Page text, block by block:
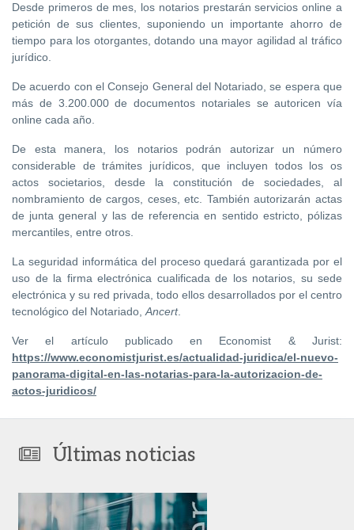
Desde primeros de mes, los notarios prestarán servicios online a
petición de sus clientes, suponiendo un importante ahorro de
tiempo para los otorgantes, dotando una mayor agilidad al tráfico
jurídico.
De acuerdo con el Consejo General del Notariado, se espera que
más de 3.200.000 de documentos notariales se autoricen vía
online cada año.
De esta manera, los notarios podrán autorizar un número
considerable de trámites jurídicos, que incluyen todos los os
actos societarios, desde la constitución de sociedades, al
nombramiento de cargos, ceses, etc. También autorizarán actas
de junta general y las de referencia en sentido estricto, pólizas
mercantiles, entre otros.
La seguridad informática del proceso quedará garantizada por el
uso de la firma electrónica cualificada de los notarios, su sede
electrónica y su red privada, todo ellos desarrollados por el centro
tecnológico del Notariado,Ancert.
Ver el artículo publicado en Economist & Jurist:
https://www.economistjurist.es/actualidad-juridica/el-nuevo-
panorama-digital-en-las-notarias-para-la-autorizacion-de-
actos-juridicos/
Últimas noticias